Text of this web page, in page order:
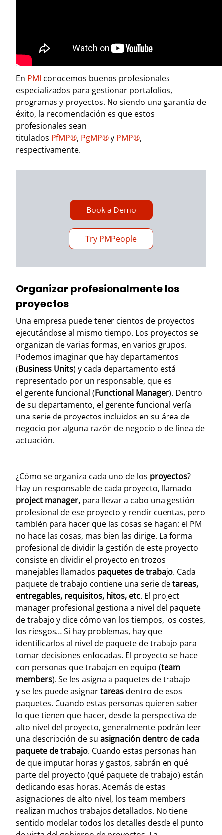
En PMI conocemos buenos profesionales
especializados para gestionar portafolios,
programas y proyectos. No siendo una garantía de
éxito, la recomendación es que estos
profesionales sean
titulados PfMP®, PgMP®y PMP®,
respectivamente.
Book a Demo
Try PMPeople
Organizar profesionalmente los
proyectos
Una empresa puede tener cientos de proyectos
ejecutándose al mismo tiempo. Los proyectos se
organizan de varias formas, en varios grupos.
Podemos imaginar que hay departamentos
(Business Units) y cada departamento está
representado por un responsable, que es
el gerente funcional (Functional Manager). Dentro
de su departamento, el gerente funcional vería
una serie de proyectos incluidos en su área de
negocio por alguna razón de negocio o de línea de
actuación.
¿Cómo se organiza cada uno de los proyectos?
Hay un responsable de cada proyecto, llamado
project manager, para llevar a cabo una gestión
profesional de ese proyecto y rendir cuentas, pero
también para hacer que las cosas se hagan: el PM
no hace las cosas, mas bien las dirige. La forma
profesional de dividir la gestión de este proyecto
consiste en dividir el proyecto en trozos
manejables llamados paquetes de trabajo. Cada
paquete de trabajo contiene una serie detareas,
entregables, requisitos, hitos, etc. El project
manager profesional gestiona a nivel del paquete
de trabajo y dice cómo van los tiempos, los costes,
los riesgos… Si hay problemas, hay que
identificarlos al nivel de paquete de trabajo para
tomar decisiones enfocadas. El proyecto se hace
con personas que trabajan en equipo (team
members). Se les asigna a paquetes de trabajo
y se les puede asignartareasdentro de esos
paquetes. Cuando estas personas quieren saber
lo que tienen que hacer, desde la perspectiva de
alto nivel del proyecto, generalmente podrán leer
una descripción de su asignación dentro de cada
paquete de trabajo. Cuando estas personas han
de que imputar horas y gastos, sabrán en qué
parte del proyecto (qué paquete de trabajo) están
dedicando esas horas. Además de estas
asignaciones de alto nivel, los team members
realizan muchos trabajos detallados. No tiene
sentido modelar todos los detalles desde el punto